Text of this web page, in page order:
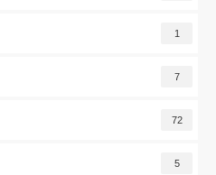
1
7
72
5